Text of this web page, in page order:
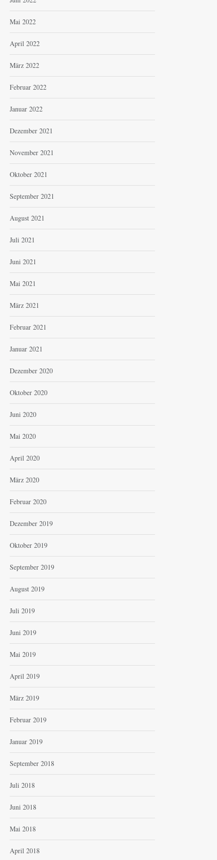
Mai 2022
April 2022
März 2022
Februar 2022
Januar 2022
Dezember 2021
November 2021
Oktober 2021
September 2021
August 2021
Juli 2021
Juni 2021
Mai 2021
März 2021
Februar 2021
Januar 2021
Dezember 2020
Oktober 2020
Juni 2020
Mai 2020
April 2020
März 2020
Februar 2020
Dezember 2019
Oktober 2019
September 2019
August 2019
Juli 2019
Juni 2019
Mai 2019
April 2019
März 2019
Februar 2019
Januar 2019
September 2018
Juli 2018
Juni 2018
Mai 2018
April 2018